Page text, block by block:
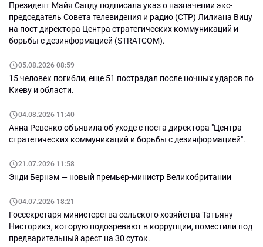
Президент Майя Санду подписала указ о назначении экс-
председатель Совета телевидения и радио (СТР) Лилиана Вицу
на пост директора Центра стратегических коммуникаций и
борьбы с дезинформацией (STRATCOM).
05.08.2026 08:59
15 человек погибли, еще 51 пострадал после ночных ударов по
Киеву и области.
04.08.2026 11:40
Анна Ревенко объявила об уходе с поста директора "Центра
стратегических коммуникаций и борьбы с дезинформацией".
21.07.2026 11:58
Энди Бернэм — новый премьер-министр Великобритании
04.07.2026 18:21
Госсекретаря министерства сельского хозяйства Татьяну
Нисторикэ, которую подозревают в коррупции, поместили под
предварительный арест на 30 суток.